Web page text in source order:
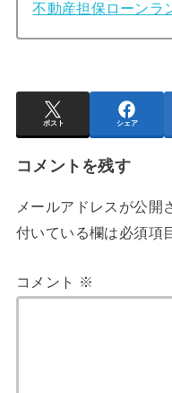
不動産担保ローンラ
ポスト シェア
コメントを残す
メールアドレスが公開
付いている欄は必須項
コメント ※